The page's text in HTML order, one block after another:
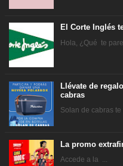
El Corte Inglés
Hola, ¿Qué te
Llévate de
cabras
Solan de cabras te
La promo
Accede a la ...